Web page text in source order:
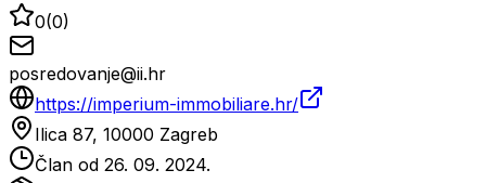
0(0)
posredovanje@ii.hr
https://imperium-immobiliare.hr/
Ilica 87, 10000 Zagreb
Član od 26. 09. 2024.